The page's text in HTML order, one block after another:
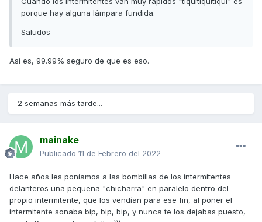
porque hay alguna lámpara fundida.
Saludos
Asi es, 99.99% seguro de que es eso.
2 semanas más tarde...
mainake
Publicado 11 de Febrero del 2022
Hace años les poníamos a las bombillas de los intermitentes
delanteros una pequeña "chicharra" en paralelo dentro del
propio intermitente, que los vendían para ese fin, al poner el
intermitente sonaba bip, bip, bip, y nunca te los dejabas puesto,